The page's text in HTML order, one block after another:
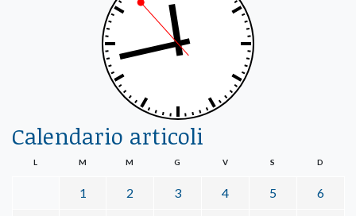
Calendario articoli
L M M G V S D
1 2 3 4 5 6